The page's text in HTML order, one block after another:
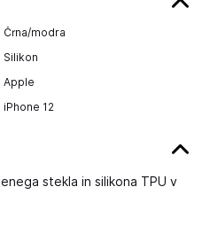
Črna/modra
Silikon
Apple
iPhone 12
stekla in silikona TPU v